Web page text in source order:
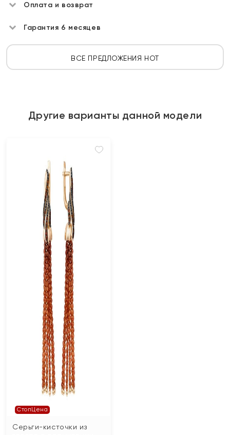
Оплата и возврат
Гарантия 6 месяцев
ВСЕ ПРЕДЛОЖЕНИЯ HOT
Другие варианты данной модели
СтопЦена
Серьги-кисточки из